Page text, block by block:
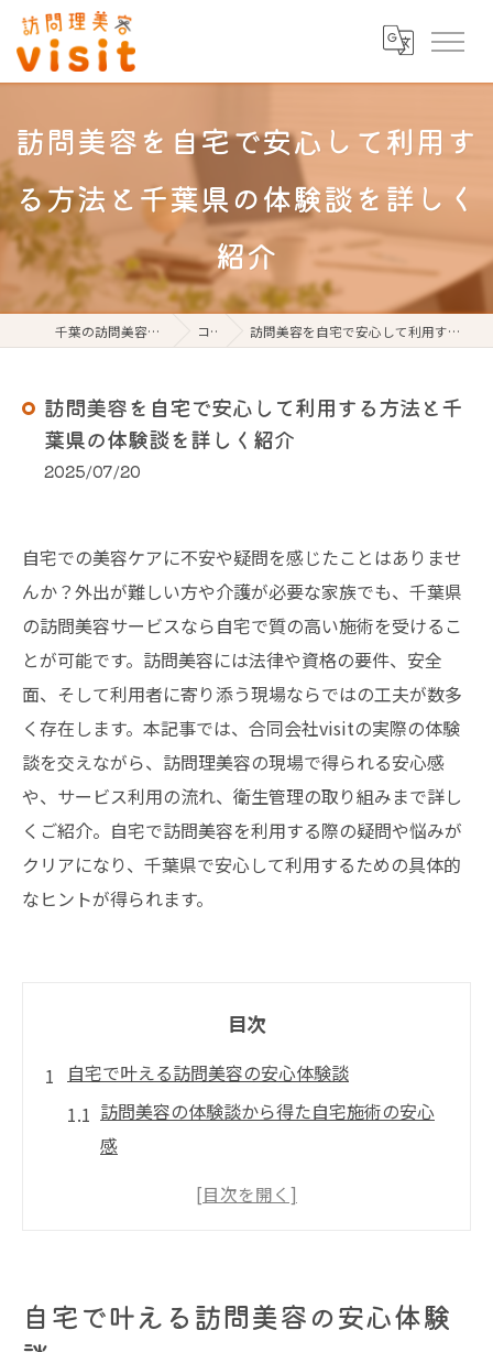
訪問美容を自宅で安心して利用す
る方法と千葉県の体験談を詳しく
紹介
千葉の訪問美容なら訪問理美容visit コラム 訪問美容を自宅で安心して利用する方法と千葉県の体験談を詳しく紹介
訪問美容を自宅で安心して利用する方法と千
葉県の体験談を詳しく紹介
2025/07/20
自宅での美容ケアに不安や疑問を感じたことはありませ
んか？外出が難しい方や介護が必要な家族でも、千葉県
の訪問美容サービスなら自宅で質の高い施術を受けるこ
とが可能です。訪問美容には法律や資格の要件、安全
面、そして利用者に寄り添う現場ならではの工夫が数多
く存在します。本記事では、合同会社visitの実際の体験
談を交えながら、訪問理美容の現場で得られる安心感
や、サービス利用の流れ、衛生管理の取り組みまで詳し
くご紹介。自宅で訪問美容を利用する際の疑問や悩みが
クリアになり、千葉県で安心して利用するための具体的
なヒントが得られます。
目次
自宅で叶える訪問美容の安心体験談
訪問美容の体験談から得た自宅施術の安心
感
訪問美容で自宅が癒しのサロン空間に変わ
は
自宅で叶える訪問美容の安心体験